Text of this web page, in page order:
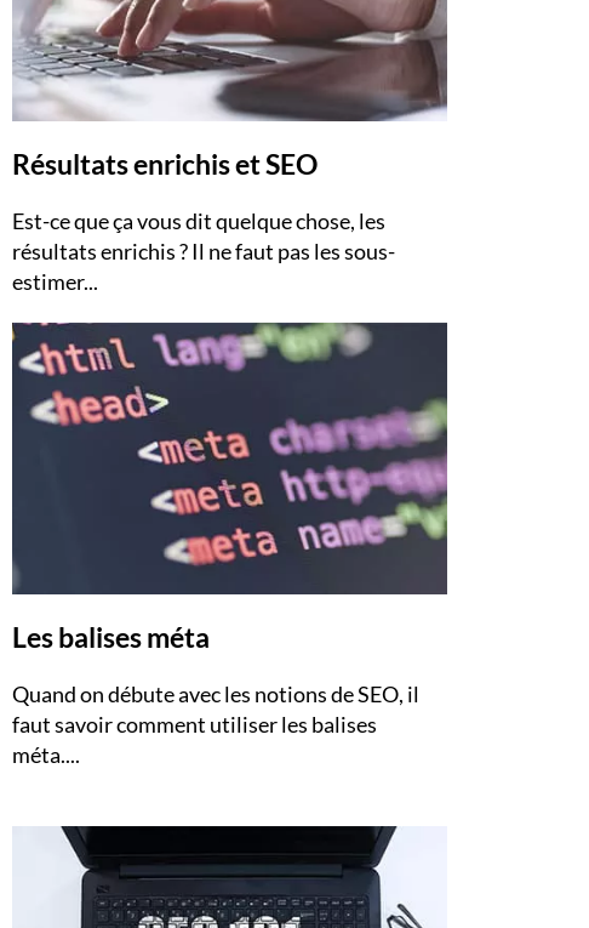
Résultats enrichis et SEO
Est-ce que ça vous dit quelque chose, les
résultats enrichis ? Il ne faut pas les sous-
estimer...
Les balises méta
Quand on débute avec les notions de SEO, il
faut savoir comment utiliser les balises
méta....